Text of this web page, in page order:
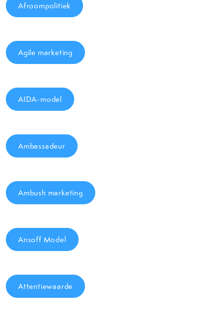
Afroompolitiek
Agile marketing
AIDA-model
Ambassadeur
Ambush marketing
Ansoff Model
Attentiewaarde